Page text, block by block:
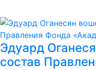
Эдуард
состав